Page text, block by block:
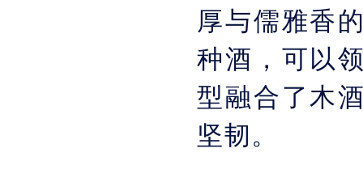
厚与儒雅香
种酒，可以
型融合了木
坚韧。